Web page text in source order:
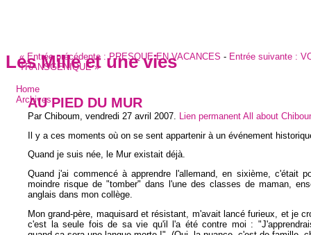
Les Mille et une vies
Home
Archives
« Entrée précédente :PRESQUE EN VACANCES - Entrée suivante :
TRANSGENIQUE»
AU PIED DU MUR
Par Chiboum, vendredi 27 avril 2007 Lien permanent All about
Il y a ces moments où on se sent appartenir à un événement
Quand je suis née, le Mur existait déjà.
Quand j'ai commencé à apprendre l'allemand, en sixième, c'était
moindre risque de "tomber" dans l'une des classes de maman,
anglais dans mon collège.
Mon grand-père, maquisard et résistant, m'avait lancé furieux, et je
c'est la seule fois de sa vie qu'il l'a été contre moi :